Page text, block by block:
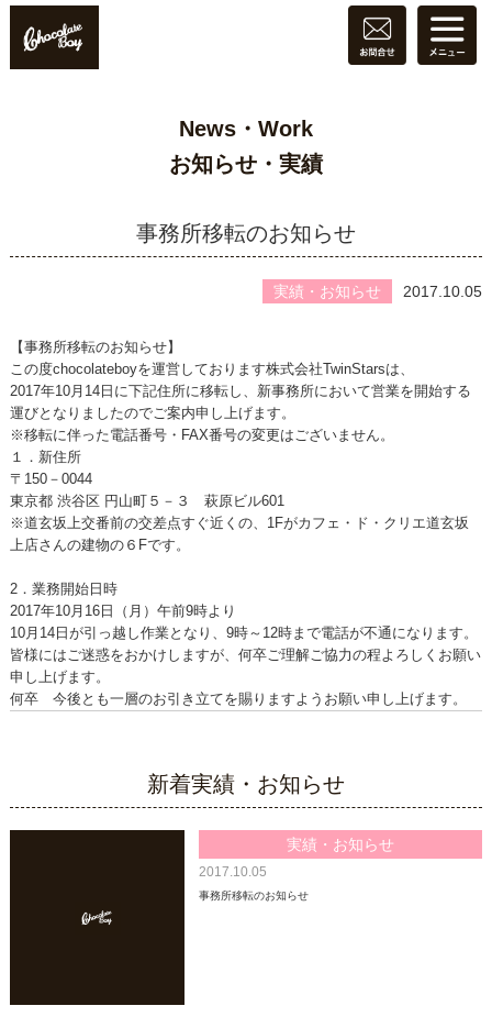
News・Work
お知らせ・実績
事務所移転のお知らせ
実績・お知らせ 2017.10.05
【事務所移転のお知らせ】
この度chocolateboyを運営しております株式会社TwinStarsは、
2017年10月14日に下記住所に移転し、新事務所において営業を開始する
運びとなりましたのでご案内申し上げます。
※移転に伴った電話番号・FAX番号の変更はございません。
１．新住所
〒150－0044
東京都 渋谷区 円山町５－３ 萩原ビル601
※道玄坂上交番前の交差点すぐ近くの、1Fがカフェ・ド・クリエ道玄坂
上店さんの建物の６Fです。
2．業務開始日時
2017年10月16日（月）午前9時より
10月14日が引っ越し作業となり、9時～12時まで電話が不通になります。
皆様にはご迷惑をおかけしますが、何卒ご理解ご協力の程よろしくお願い
申し上げます。
何卒 今後とも一層のお引き立てを賜りますようお願い申し上げます。
新着実績・お知らせ
実績・お知らせ
2017.10.05
事務所移転のお知らせ